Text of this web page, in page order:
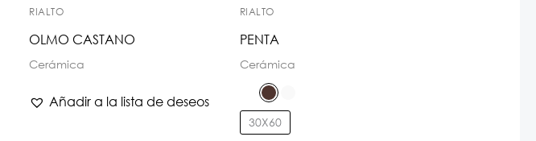
RIALTO
OLMO CASTANO
Cerámica
Añadir a la lista de deseos
RIALTO
PENTA
Cerámica
30X60